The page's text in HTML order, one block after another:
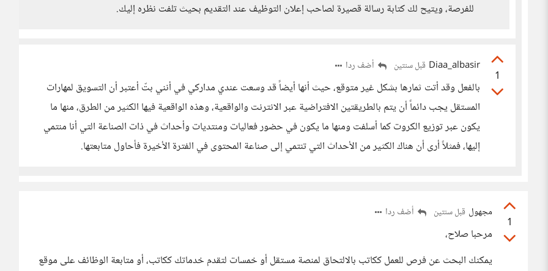
للفرصة، ويتيح لك كتابة رسالة قصيرة لصاحب إعلان التوظيف عند التقديم بحيث تلفت نظره إليك.
1
Diaa_albasir قبل سنتين أضف ردا
بالفعل وقد أتت ثمارها بشكل غير متوقع، حيث أنها أيضاً قد وسعت عندي مداركي في أنني بتّ أعتبر أن التسويق لمهارات
المستقل يجب دائماً أن يتم بالطريقتين الافتراضية عبر الانترنت والواقعية، وهذه الواقعية فيها الكثير من الطرق، منها ما
يكون عبر توزيع الكروت كما أسلفت ومنها ما يكون في حضور فعاليات ومنتديات وأحداث في ذات الصناعة التي أنا منتمي
إليها، فمثلاً أرى أن هناك الكثير من الأحداث التي تنتمي إلى صناعة المحتوى في الفترة الأخيرة فأحاول متابعتها.
1
مجهول قبل سنتين أضف ردا
مرحبا صلاح،
يمكنك البحث عن فرص للعمل ككاتب بالالتحاق لمنصة مستقل أو خمسات لتقدم خدماتك ككاتب، أو متابعة الوظائف على موقع